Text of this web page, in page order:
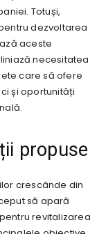
Totuși,
dezvoltarea
aceste
necesitatea
care să ofere
și oportunități
propuse
crescânde din
să apară
revitalizarea